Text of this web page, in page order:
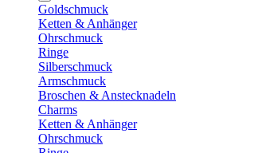
Goldschmuck
Ketten & Anhänger
Ohrschmuck
Ringe
Silberschmuck
Armschmuck
Broschen & Anstecknadeln
Charms
Ketten & Anhänger
Ohrschmuck